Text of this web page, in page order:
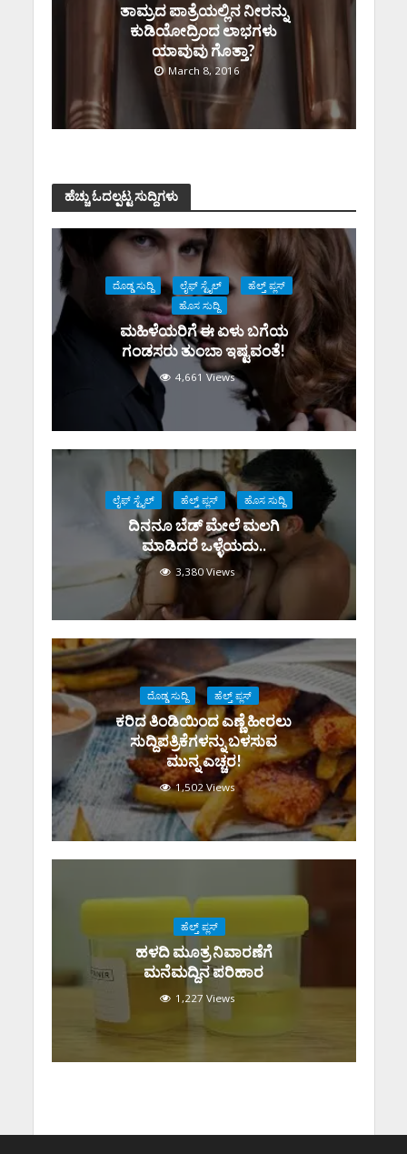
ತಾಮ್ರದ ಪಾತ್ರೆಯಲ್ಲಿನ ನೀರನ್ನು
ಕುಡಿಯೋದ್ರಿಂದ ಲಾಭಗಳು
ಯಾವುವು ಗೊತ್ತಾ?
March 8, 2016
ಹೆಚ್ಚು ಓದಲ್ಪಟ್ಟ ಸುದ್ದಿಗಳು
ದೊಡ್ಡ ಸುದ್ದಿ ಲೈಫ್ ಸ್ಟೈಲ್
ಹೆಲ್ತ್ ಪ್ಲಸ್
ಹೊಸ ಸುದ್ದಿ
ಮಹಿಳೆಯರಿಗೆ ಈ ಏಳು ಬಗೆಯ
ಗಂಡಸರು ತುಂಬಾ ಇಷ್ಟವಂತೆ!
4,661 Views
ಲೈಫ್ ಸ್ಟೈಲ್ ಹೆಲ್ತ್ ಪ್ಲಸ್ ಹೊಸ ಸುದ್ದಿ
ದಿನನೂ ಬೆಡ್ ಮೇಲೆ ಮಲಗಿ
ಮಾಡಿದರೆ ಒಳ್ಳೆಯದು..
3,380 Views
ದೊಡ್ಡ ಸುದ್ದಿ ಹೆಲ್ತ್ ಪ್ಲಸ್
ಕರಿದ ತಿಂಡಿಯಿಂದ ಎಣ್ಣೆ ಹೀರಲು
ಸುದ್ದಿಪತ್ರಿಕೆಗಳನ್ನು ಬಳಸುವ
ಮುನ್ನ ಎಚ್ಚರ!
1,502 Views
ಹೆಲ್ತ್ ಪ್ಲಸ್
ಹಳದಿ ಮೂತ್ರ ನಿವಾರಣೆಗೆ
ಮನೆಮದ್ದಿನ ಪರಿಹಾರ
1,227 Views